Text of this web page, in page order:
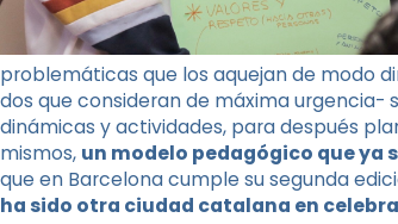
problemáticas que los aquejan de modo
dos que consideran de máxima urgencia-
dinámicas y actividades, para después
mismos, un modelo pedagógico que ya
que en Barcelona cumple su segunda
ha sido otra ciudad catalana en